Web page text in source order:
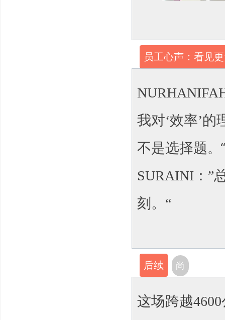
员工心声：看见
我对‘效率’
不是选择题。“
SURAINI：”
刻。“
后续 尚
这场跨越